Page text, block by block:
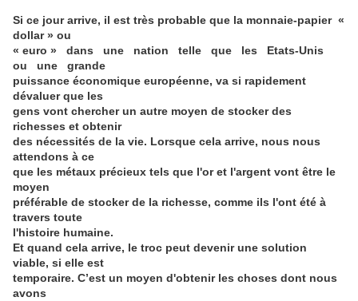
Si ce jour arrive, il est très probable que la monnaie-papier «
dollar » ou
« euro » dans une nation telle que les Etats-Unis
ou une grande
puissance économique européenne, va si rapidement
dévaluer que les
gens vont chercher un autre moyen de stocker des
richesses et obtenir
des nécessités de la vie. Lorsque cela arrive, nous nous
attendons à ce
que les métaux précieux tels que l'or et l'argent vont être le
moyen
préférable de stocker de la richesse, comme ils l'ont été à
travers toute
l'histoire humaine.
Et quand cela arrive, le troc peut devenir une solution
viable, si elle est
temporaire. C’est un moyen d'obtenir les choses dont nous
avons